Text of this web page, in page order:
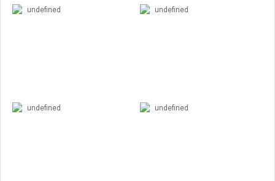
undefined undefined
undefined undefined